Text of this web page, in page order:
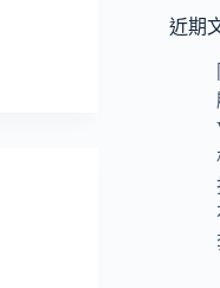
近期